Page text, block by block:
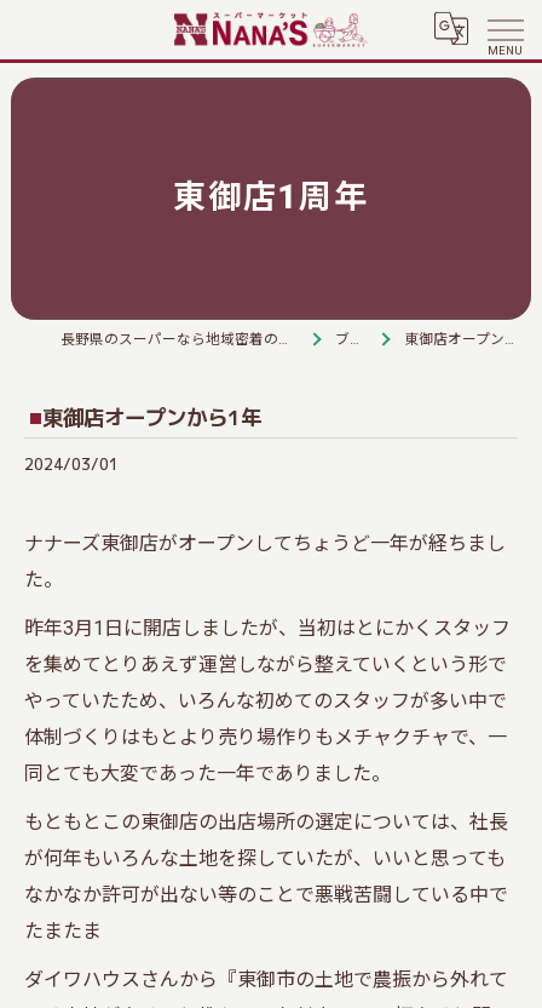
東御店1周年
長野県のスーパーなら地域密着のナナーズ川上店 ブログ 東御店オープンから1年
東御店オープンから1年
2024/03/01
ナナーズ東御店がオープンしてちょうど一年が経ちまし
た。
昨年3月1日に開店しましたが、当初はとにかくスタッフ
を集めてとりあえず運営しながら整えていくという形で
やっていたため、いろんな初めてのスタッフが多い中で
体制づくりはもとより売り場作りもメチャクチャで、一
同とても大変であった一年でありました。
もともとこの東御店の出店場所の選定については、社長
が何年もいろんな土地を探していたが、いいと思っても
なかなか許可が出ない等のことで悪戦苦闘している中で
たまたま
ダイワハウスさんから『東御市の土地で農振から外れて